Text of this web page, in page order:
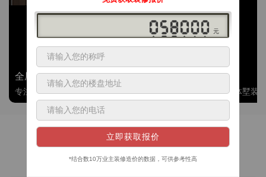
全屋整装
专注整装24年，高标准，选美迪 十年后仍爱我家
别墅大平层
高端私人定制，整体墅装
获取装修预算